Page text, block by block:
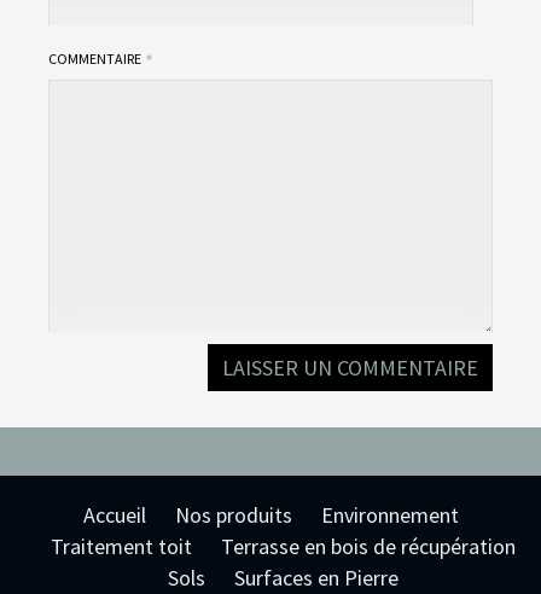
COMMENTAIRE
Accueil Nos produits
Environnement
Traitement toit
Terrasse en bois de récupération
Sols
Surfaces en Pierre